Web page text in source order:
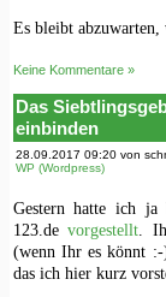
Es bleibt
Keine Kommentare »
Das
einbinden
28.09.2017 09:20 von
WP (Wordpress)
Gestern hatte ich ja
123.devorgestellt .
(wenn Ihr es könnt :-
das ich hier kurz